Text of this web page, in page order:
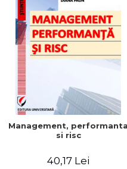
Management, performanta
si risc
40,17 Lei